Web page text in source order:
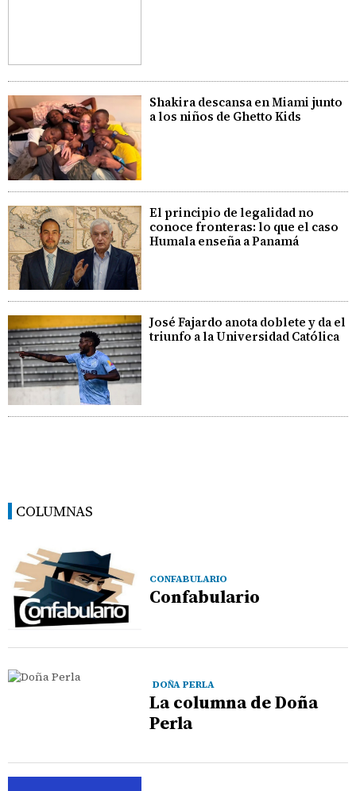
Shakira descansa en Miami junto
a los niños de Ghetto Kids
El principio de legalidad no
conoce fronteras: lo que el caso
Humala enseña a Panamá
José Fajardo anota doblete y da el
triunfo a la Universidad Católica
COLUMNAS
CONFABULARIO
Confabulario
DOÑA PERLA
La columna de Doña
Perla